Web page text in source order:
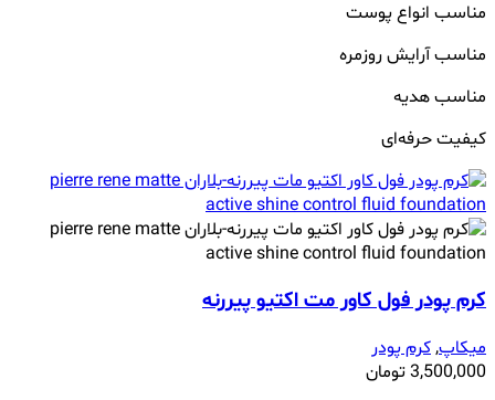
مناسب انواع پوست
مناسب آرایش روزمره
مناسب هدیه
کیفیت حرفه‌ای
کرم پودر فول کاور مت اکتیو پیررنه
میکاپ,کرم پودر
3,500,000تومان